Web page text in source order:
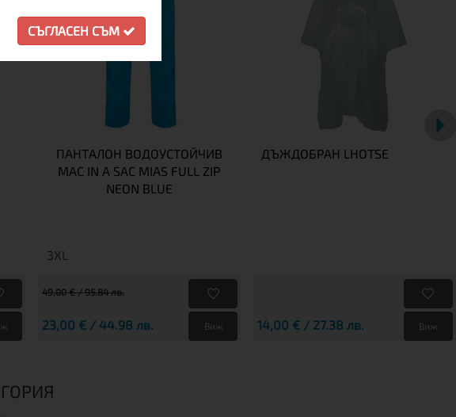
ПАНТАЛОН ВОДОУСТОЙЧИВ
MAC IN A SAC MIAS FULL ZIP
NEON BLUE
3XL
49,00 € / 95.84 лв.
23,00 € / 44.98 лв. Виж
ДЪЖДОБРАН LHOTSE
14,00 € / 27.38 лв. Виж
СЪГЛАСЕН СЪМ